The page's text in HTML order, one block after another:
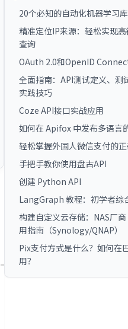
20个必知的自动化机器学习
精准定位IP来源：轻松实现
查询
OAuth 2.0和OpenID
全面指南：API测试定义、测
实践技巧
Coze API接口实战应用
如何在 Apifox 中发布多语言
轻松掌握外国人微信支付的
手把手教你使用盘古API
创建 Python API
LangGraph 教程：初学者综
构建自定义云存储：NAS厂商
用指南（Synology/QNAP）
Pix支付方式是什么？如何在
用？